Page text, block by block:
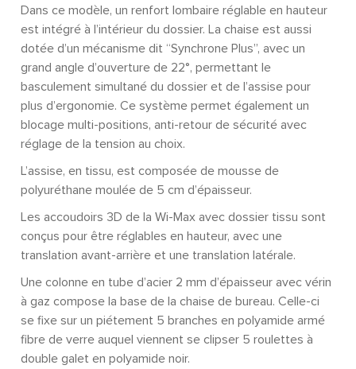
Dans ce modèle, un renfort lombaire réglable en hauteur
est intégré à l’intérieur du dossier. La chaise est aussi
dotée d’un mécanisme dit “Synchrone Plus”, avec un
grand angle d’ouverture de 22°, permettant le
basculement simultané du dossier et de l’assise pour
plus d’ergonomie. Ce système permet également un
blocage multi-positions, anti-retour de sécurité avec
réglage de la tension au choix.
L’assise, en tissu, est composée de mousse de
polyuréthane moulée de 5 cm d’épaisseur.
Les accoudoirs 3D de la Wi-Max avec dossier tissu sont
conçus pour être réglables en hauteur, avec une
translation avant-arrière et une translation latérale.
Une colonne en tube d’acier 2 mm d’épaisseur avec vérin
à gaz compose la base de la chaise de bureau. Celle-ci
se fixe sur un piétement 5 branches en polyamide armé
fibre de verre auquel viennent se clipser 5 roulettes à
double galet en polyamide noir.